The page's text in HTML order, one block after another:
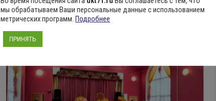
мы обрабатываем Ваши персональные данные с использованием
метрических программ. Подробнее
ПРИНЯТЬ